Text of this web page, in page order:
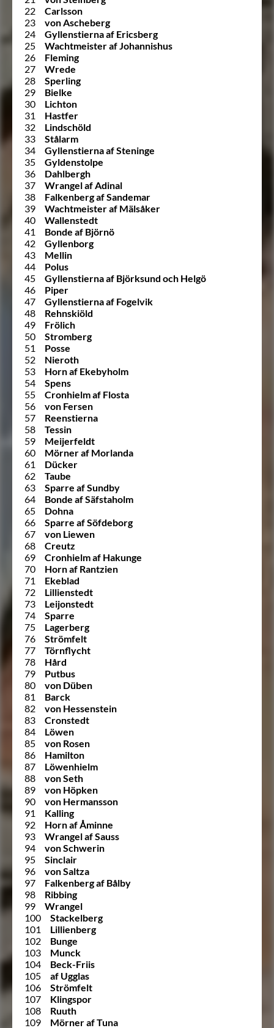
22
Carlsson
23
von Ascheberg
24
Gyllenstierna af Ericsberg
25
Wachtmeister af Johannishus
26
Fleming
27
Wrede
28
Sperling
29
Bielke
30
Lichton
31
Hastfer
32
Lindschöld
33
Stålarm
34
Gyllenstierna af Steninge
35
Gyldenstolpe
36
Dahlbergh
37
Wrangel af Adinal
38
Falkenberg af Sandemar
39
Wachtmeister af Mälsåker
40
Wallenstedt
41
Bonde af Björnö
42
Gyllenborg
43
Mellin
44
Polus
45
Gyllenstierna af Björksund och Helgö
46
Piper
47
Gyllenstierna af Fogelvik
48
Rehnskiöld
49
Frölich
50
Stromberg
51
Posse
52
Nieroth
53
Horn af Ekebyholm
54
Spens
55
Cronhielm af Flosta
56
von Fersen
57
Reenstierna
58
Tessin
59
Meijerfeldt
60
Mörner af Morlanda
61
Dücker
62
Taube
63
Sparre af Sundby
64
Bonde af Säfstaholm
65
Dohna
66
Sparre af Söfdeborg
67
von Liewen
68
Creutz
69
Cronhielm af Hakunge
70
Horn af Rantzien
71
Ekeblad
72
Lillienstedt
73
Leijonstedt
74
Sparre
75
Lagerberg
76
Strömfelt
77
Törnflycht
78
Hård
79
Putbus
80
von Düben
81
Barck
82
von Hessenstein
83
Cronstedt
84
Löwen
85
von Rosen
86
Hamilton
87
Löwenhielm
88
von Seth
89
von Höpken
90
von Hermansson
91
Kalling
92
Horn af Åminne
93
Wrangel af Sauss
94
von Schwerin
95
Sinclair
96
von Saltza
97
Falkenberg af Bålby
98
Ribbing
99
Wrangel
100
Stackelberg
101
Lillienberg
102
Bunge
103
Munck
104
Beck-Friis
105
af Ugglas
106
Strömfelt
107
Klingspor
108
Ruuth
109
Mörner af Tuna